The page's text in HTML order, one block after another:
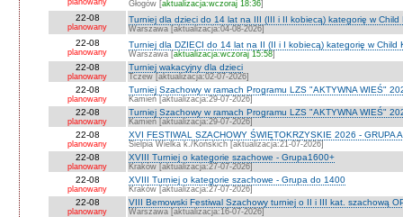
planowany Głogów [aktualizacja:wczoraj 18:36]
22-08
planowany
Turniej dla dzieci do 14 lat na III (III i II kobiecą) kategorię w Child
Warszawa [aktualizacja:04-08-2026]
22-08
planowany
Turniej dla DZIECI do 14 lat na II (II i I kobiecą) kategorię w Child
Warszawa [aktualizacja:wczoraj 15:58]
22-08
planowany
Turniej wakacyjny dla dzieci
Tczew [aktualizacja:02-07-2026]
22-08
planowany
Turniej Szachowy w ramach Programu LZS "AKTYWNA WIEŚ"
Kamień [aktualizacja:29-07-2026]
22-08
planowany
Turniej Szachowy w ramach Programu LZS "AKTYWNA WIEŚ"
Kamień [aktualizacja:29-07-2026]
22-08
planowany
XVI FESTIWAL SZACHOWY ŚWIĘTOKRZYSKIE 2026 - GRUPA
Sielpia Wielka k./Końskich [aktualizacja:21-07-2026]
22-08
planowany
XVIII Turniej o kategorie szachowe - Grupa1600+
Kraków [aktualizacja:27-07-2026]
22-08
planowany
XVIII Turniej o kategorie szachowe - Grupa do 1400
Kraków [aktualizacja:27-07-2026]
22-08
planowany
VIII Bemowski Festiwal Szachowy turniej o II i III kat. szachową
Warszawa [aktualizacja:16-07-2026]